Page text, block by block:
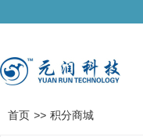
首页 >> 积分商城